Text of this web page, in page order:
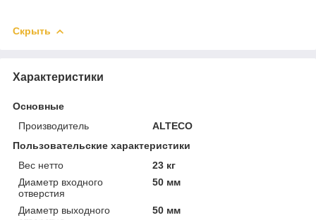
Скрыть
Характеристики
Основные
Производитель
ALTECO
Пользовательские характеристики
Вес нетто
23 кг
Диаметр входного
отверстия
50 мм
Диаметр выходного
50 мм